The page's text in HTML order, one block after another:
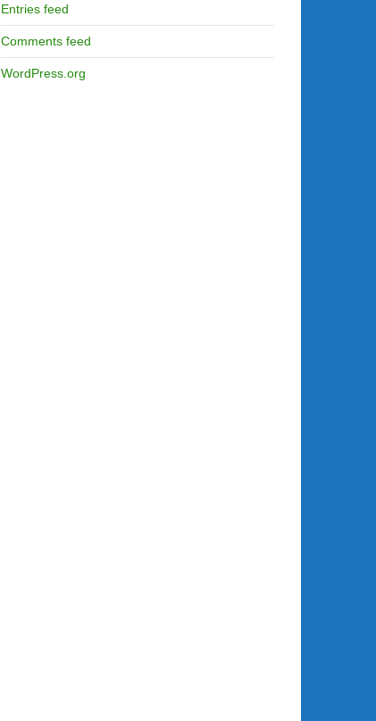
Entries feed
Comments feed
WordPress.org